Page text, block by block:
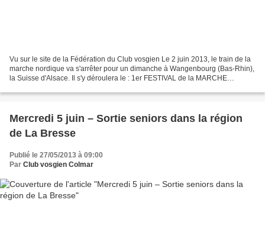
Vu sur le site de la Fédération du Club vosgien Le 2 juin 2013, le train de la
marche nordique va s'arrêter pour un dimanche à Wangenbourg (Bas-Rhin),
la Suisse d'Alsace. Il s'y déroulera le : 1er FESTIVAL de la MARCHE
Mercredi 5 juin – Sortie seniors dans la région
de La Bresse
Publié le 27/05/2013 à 09:00
Par Club vosgien Colmar